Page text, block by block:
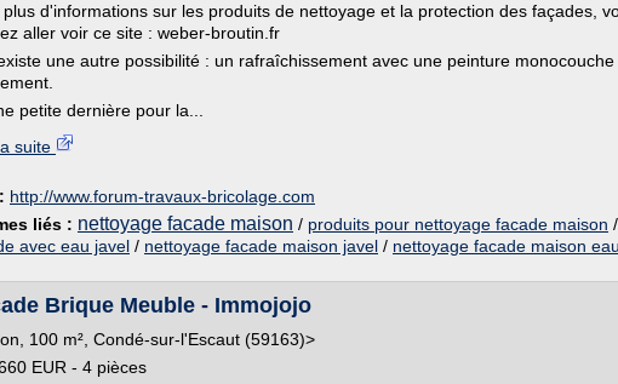
plus d'informations sur les produits de nettoyage et la protection des façades,
aller voir ce site : weber-broutin.fr
une autre possibilité : un rafraîchissement avec une peinture monocouche
petite dernière pour la...
suite
http://www.forum-travaux-bricolage.com
liés : nettoyage facade maison / produits pour nettoyage facade maison /
avec eau javel / nettoyage facade maison javel / nettoyage facade maison
Brique Meuble - Immojojo
100 m², Condé-sur-l'Escaut (59163)>
EUR - 4 pièces